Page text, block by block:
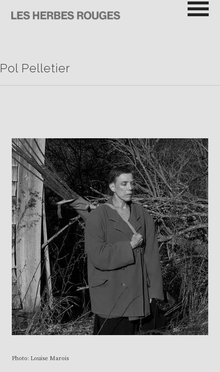
contenu
Pol Pelletier
Photo: Louise Marois